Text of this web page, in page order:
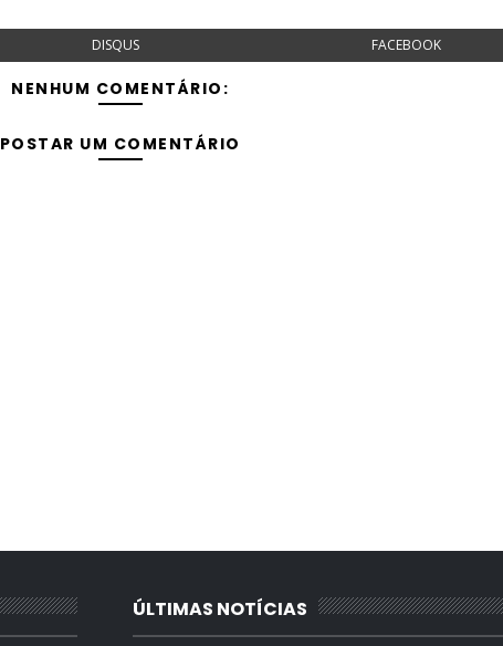
DISQUS FACEBOOK
NENHUM COMENTÁRIO:
POSTAR UM COMENTÁRIO
ÚLTIMAS NOTÍCIAS